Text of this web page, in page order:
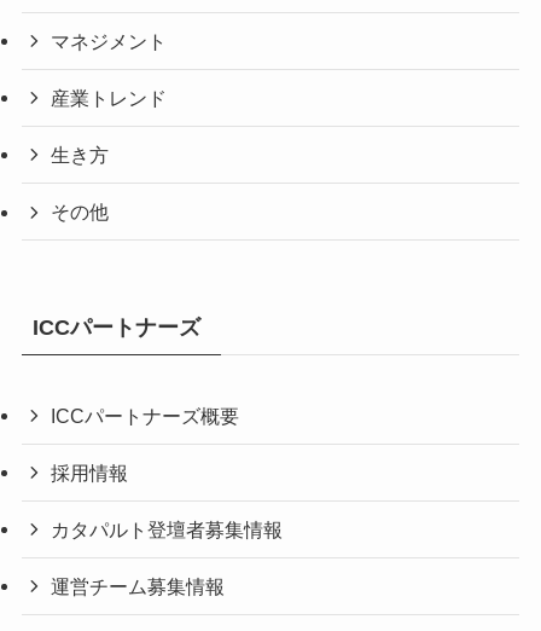
マネジメント
産業トレンド
生き方
その他
ICCパートナーズ
ICCパートナーズ概要
採用情報
カタパルト登壇者募集情報
運営チーム募集情報